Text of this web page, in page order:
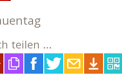
teilen ...